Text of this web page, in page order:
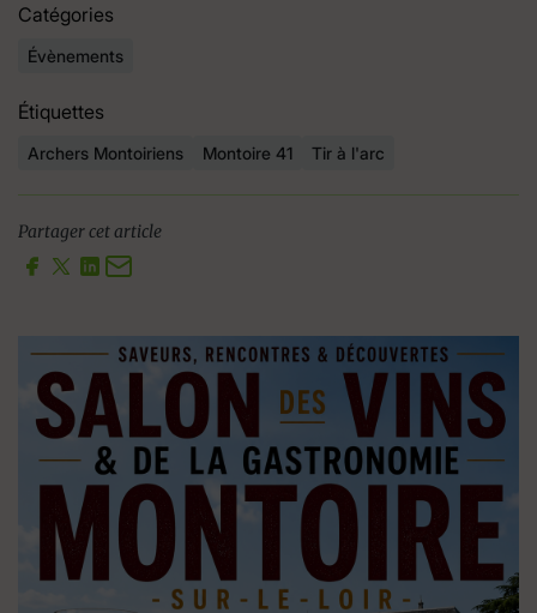
Catégories
Évènements
Étiquettes
Archers Montoiriens Montoire 41 Tir à l'arc
Partager cet article